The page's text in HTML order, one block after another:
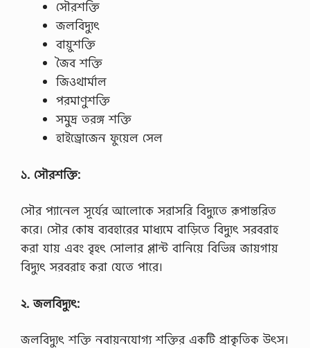
সৌরশক্তি
জলবিদ্যুৎ
বায়ুশক্তি
জৈব শক্তি
জিওথার্মাল
পরমাণুশক্তি
সমুদ্র তরঙ্গ শক্তি
হাইড্রোজেন ফুয়েল সেল
১. সৌরশক্তি:
সৌর প্যানেল সূর্যের আলোকে সরাসরি বিদ্যুতে রূপান্তরিত
করে। সৌর কোষ ব্যবহারের মাধ্যমে বাড়িতে বিদ্যুৎ সরবরাহ
করা যায় এবং বৃহৎ সোলার প্লান্ট বানিয়ে বিভিন্ন জায়গায়
বিদ্যুৎ সরবরাহ করা যেতে পারে।
২. জলবিদ্যুৎ:
জলবিদ্যুৎ শক্তি নবায়নযোগ্য শক্তির একটি প্রাকৃতিক উৎস।